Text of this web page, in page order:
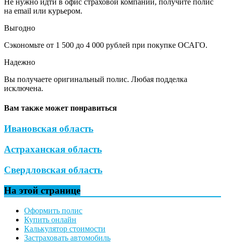
Не нужно идти в офис страховой компании, получите полис
на email или курьером.
Выгодно
Сэкономьте от 1 500 до 4 000 рублей при покупке ОСАГО.
Надежно
Вы получаете оригинальный полис. Любая подделка
исключена.
Вам также может понравиться
Ивановская область
Астраханская область
Свердловская область
На этой странице
Оформить полис
Купить онлайн
Калькулятор стоимости
Застраховать автомобиль